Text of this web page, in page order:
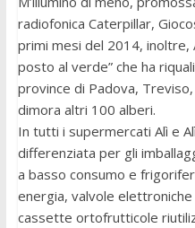
radiofonica Caterpillar,
primi mesi del 2014, inoltre,
posto al verde” che ha
province di Padova,
dimora altri 100 alberi.
In tutti i supermercati Alì e
differenziata per gli
a basso consumo e
energia, valvole
cassette ortofrutticole